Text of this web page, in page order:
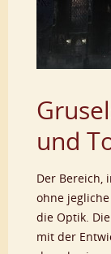
und
Der Bereich,
ohne
die Optik.
mit der